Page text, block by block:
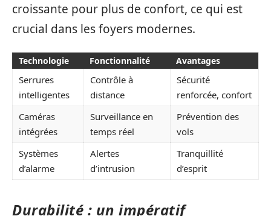
croissante pour plus de confort, ce qui est
crucial dans les foyers modernes.
Technologie Fonctionnalité Avantages
Serrures
intelligentes
Contrôle à
distance
Sécurité
renforcée, confort
Caméras
intégrées
Surveillance en
temps réel
Prévention des
vols
Systèmes
d’alarme
Alertes
d’intrusion
Tranquillité
d’esprit
Durabilité : un impératif